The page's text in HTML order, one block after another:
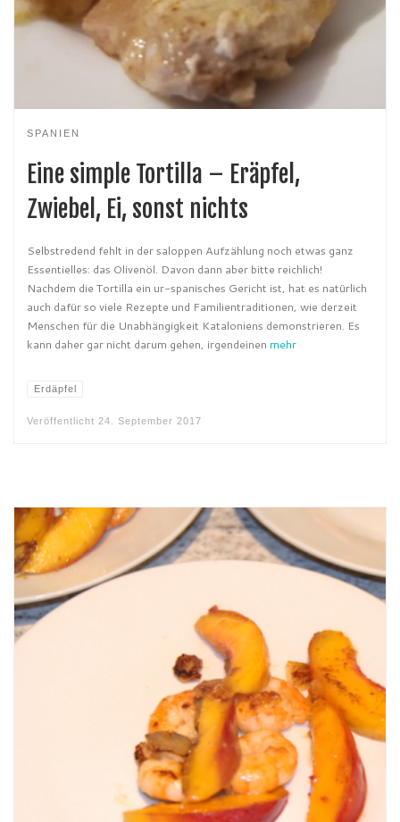
SPANIEN
Eine simple Tortilla – Eräpfel,
Zwiebel, Ei, sonst nichts
Selbstredend fehlt in der saloppen Aufzählung noch etwas ganz
Essentielles: das Olivenöl. Davon dann aber bitte reichlich!
Nachdem die Tortilla ein ur-spanisches Gericht ist, hat es natürlich
auch dafür so viele Rezepte und Familientraditionen, wie derzeit
Menschen für die Unabhängigkeit Kataloniens demonstrieren. Es
kann daher gar nicht darum gehen, irgendeinen mehr
Erdäpfel
Veröffentlicht 24. September 2017